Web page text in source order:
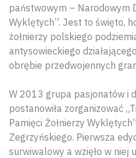
państwowym – Narodowym
Wyklętych”. Jest to święto,
żołnierzy polskiego
antysowieckiego
obrębie przedwojennych
W 2013 grupa pasjonatów i
postanowiła zorganizować
Pamięci Żołnierzy
Zegrzyńskiego. Pierwsza
surwiwalowy a wzięło w niej